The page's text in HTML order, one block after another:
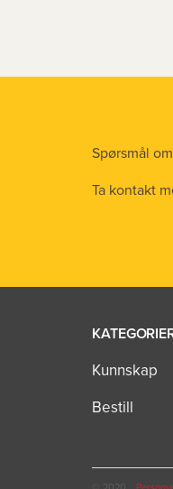
Spørsmål
Ta kontakt
Kunnskap
Bestill